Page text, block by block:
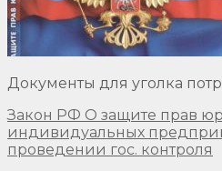
Документы для уголка
Закон РФ О защите прав
индивидуальных
проведении гос. контроля